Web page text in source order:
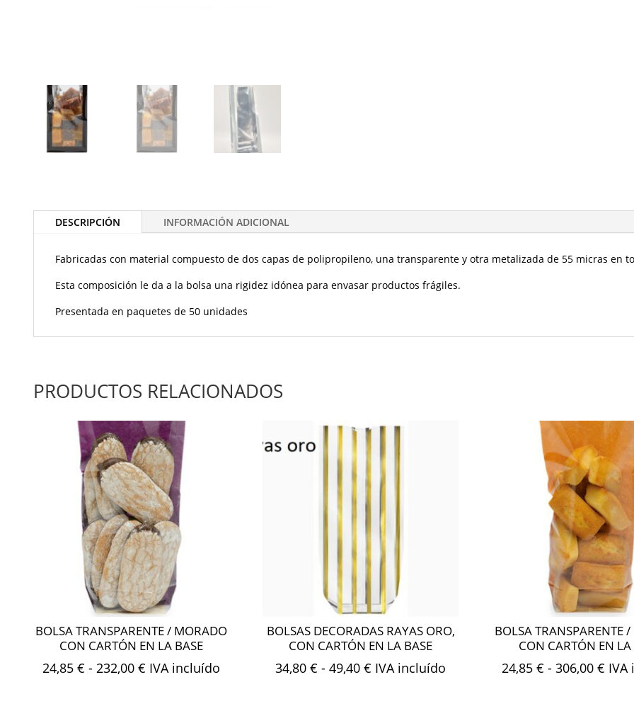
DESCRIPCIÓN INFORMACIÓN ADICIONAL
Fabricadas con material compuesto de dos capas de polipropileno, una transparente y otra metalizada de 55 micras en
Esta composición le da a la bolsa una rigidez idónea para envasar productos frágiles.
Presentada en paquetes de 50 unidades
PRODUCTOS RELACIONADOS
BOLSA TRANSPARENTE / MORADO
CON CARTÓN EN LA BASE
24,85 € - 232,00 €Rango
IVA incluído
BOLSAS DECORADAS RAYAS ORO,
CON CARTÓN EN LA BASE
34,80€ - 49,40€ Rango
IVA incluído
BOLSA TRANSPARENTE
CON CARTÓN EN LA
24,85 € - 306,00 € IVA